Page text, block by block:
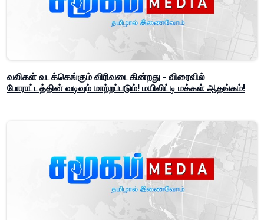
வலிகள் வடக்கெங்கும் விரிவடைகின்றது - விரைவில்
போராட்டத்தின் வடிவும் மாற்றப்படும்! மயிலிட்டி மக்கள் ஆதங்கம்!